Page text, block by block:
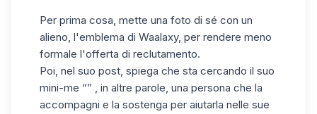
Per prima cosa, mette una foto di sé con un
alieno, l'emblema di Waalaxy, per rendere meno
formale l'offerta di reclutamento.
Poi, nel suo post, spiega che sta cercando il suo
mini-me “” , in altre parole, una persona che la
accompagni e la sostenga per aiutarla nelle sue